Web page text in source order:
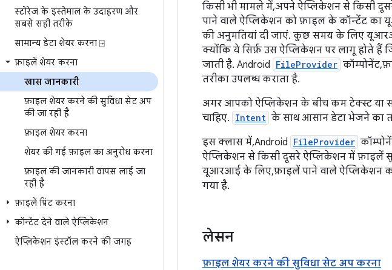
स्टोरेज के इस्तेमाल के उदाहरण और
सबसे सही तरीके
सामान्य डेटा शेयर करना ⍈
फ़ाइलें शेयर करना
खास जानकारी
फ़ाइल शेयर करने की सुविधा सेट अप
की जा रही है
फ़ाइल शेयर करना
शेयर की गई फ़ाइल का अनुरोध करना
फ़ाइल की जानकारी वापस लाई जा
रही है
फ़ाइलें प्रिंट करना
कॉन्टेंट देने वाले ऐप्लिकेशन
ऐप्लिकेशन इंस्टॉल करने की जगह
किसी भी मामले में, अपने ऐप्लिकेशन से किसी
पाने वाले ऐप्लिकेशन को फ़ाइल के कॉन्टेंट
की अनुमतियां दी जाएं. कुछ समय के लिए
क्योंकि ये सिर्फ़ उस ऐप्लिकेशन पर लागू होते
जाती है. Android FileProvider कॉम्पोनेंट,
तरीका उपलब्ध कराता है.
अगर आपको ऐप्लिकेशन के बीच कम टेक्स्ट या
चाहिए. Intent के साथ आसान डेटा भेजने का
इस क्लास में, Android FileProvider
ऐप्लिकेशन से किसी दूसरे ऐप्लिकेशन में फ़ाइलें
यूआरआई के लिए, फ़ाइलें पाने वाले ऐप्लिकेशन
गया है.
लेसन
फ़ाइल शेयर करने की सुविधा सेट अप करना